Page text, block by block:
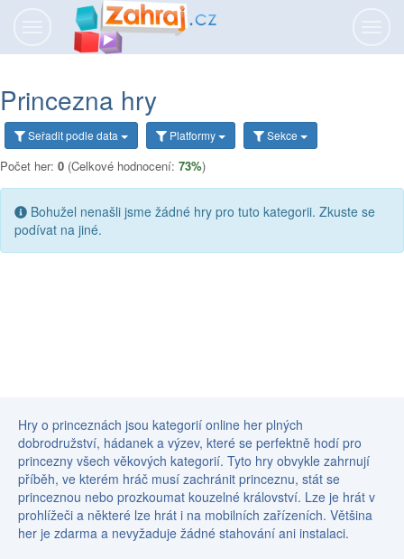
Princezna hry
Seřaditpodle data Platformy Sekce
Počet her: 0 (Celkové hodnocení: 73%)
Bohužel nenašli jsme žádné hry pro tuto kategorii. Zkuste se
podívat na jiné.
Hry o princeznách jsou kategorií online her plných
dobrodružství, hádanek a výzev, které se perfektně hodí pro
princezny všech věkových kategorií. Tyto hry obvykle zahrnují
příběh, ve kterém hráč musí zachránit princeznu, stát se
princeznou nebo prozkoumat kouzelné království. Lze je hrát v
prohlížeči a některé lze hrát i na mobilních zařízeních. Většina
her je zdarma a nevyžaduje žádné stahování ani instalaci.